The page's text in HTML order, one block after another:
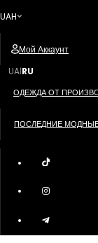
UAH
Мой Аккаунт
UA|RU
ОДЕЖДА ОТ
ПОСЛЕДНИЕ